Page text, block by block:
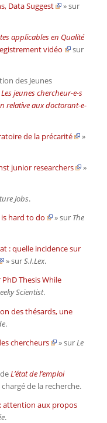
Data Suggest
» sur
applicables en Qualité
vidéo
sur
des Jeunes
Les jeunes chercheur-e-s
relative aux doctorant-e-
de la précarité
»
junior researchers
»
Jobs.
hard to do » sur The
: quelle incidence sur
» surS.I.Lex.
Thesis While
Scientist.
des thésards, une
.
chercheurs » sur Le
L’état de l’emploi
de la recherche.
attention aux propos
.